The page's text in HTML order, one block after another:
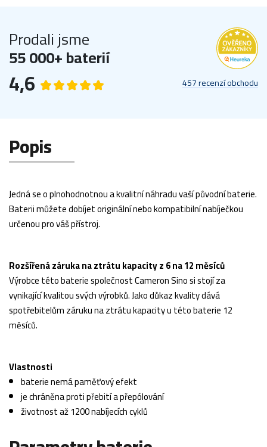
Prodali jsme
55 000+ baterií
4,6 457 recenzí obchodu
Popis
Jedná se o plnohodnotnou a kvalitní náhradu vaší původní baterie.
Baterii můžete dobíjet originální nebo kompatibilní nabíječkou
určenou pro váš přístroj.
Rozšířená záruka na ztrátu kapacity z 6 na 12 měsíců
Výrobce této baterie společnost Cameron Sino si stojí za
vynikající kvalitou svých výrobků. Jako důkaz kvality dává
spotřebitelům záruku na ztrátu kapacity u této baterie 12
měsíců.
Vlastnosti
baterie nemá paměťový efekt
je chráněna proti přebití a přepólování
životnost až 1200 nabíjecích cyklů